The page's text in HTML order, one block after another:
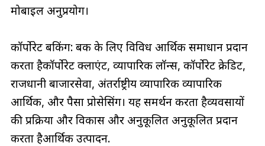
मोबाइल अनुप्रयोग।
कॉर्पोरेट बैंकिंग: बैंक के लिए विविध आर्थिक समाधान प्रदान
करता हैकॉर्पोरेट क्लाएंट, व्यापारिक लॉन्स, कॉर्पोरेट क्रेडिट,
राजधानी बाजारसेवा, अंतर्राष्ट्रीय व्यापारिक व्यापारिक
आर्थिक, और पैसा प्रोसेसिंग। यह समर्थन करता हैव्यवसायों
की प्रक्रिया और विकास और अनुकूलित अनुकूलित प्रदान
करता हैआर्थिक उत्पादन.